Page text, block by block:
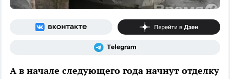
А в начале следующего года начнут отделку